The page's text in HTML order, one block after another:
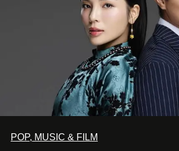
POP, MUSIC & FILM